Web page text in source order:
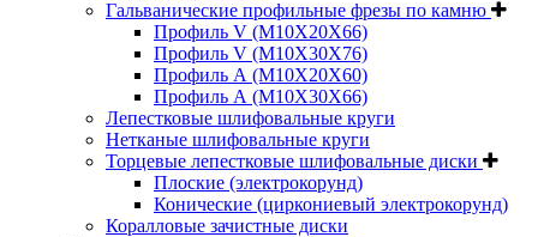
Гальванические профильные фрезы по камню
Профиль V (M10X20X66)
Профиль V (M10X30X76)
Профиль А (М10Х20Х60)
Профиль А (М10Х30Х66)
Лепестковые шлифовальные круги
Нетканые шлифовальные круги
Торцевые лепестковые шлифовальные диски
Плоские (электрокорунд)
Конические (циркониевый электрокорунд)
Коралловые зачистные диски